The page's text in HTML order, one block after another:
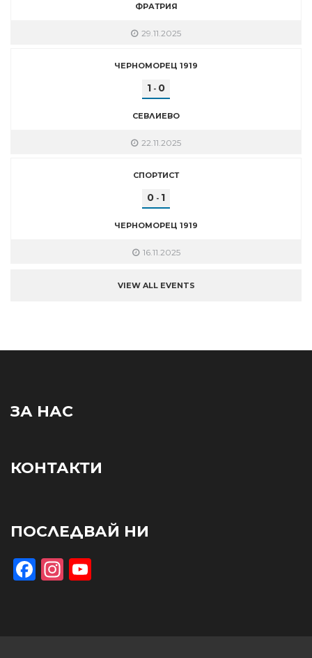
ФРАТРИЯ
29.11.2025
ЧЕРНОМОРЕЦ 1919
1 - 0
СЕВЛИЕВО
22.11.2025
СПОРТИСТ
0 - 1
ЧЕРНОМОРЕЦ 1919
16.11.2025
VIEW ALL EVENTS
ЗА НАС
КОНТАКТИ
ПОСЛЕДВАЙ НИ
Facebook
Instagram